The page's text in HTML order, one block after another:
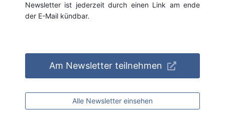
Newsletter ist jederzeit durch einen Link am ende
der E-Mail kündbar.
Am Newsletter teilnehmen
Alle Newsletter einsehen